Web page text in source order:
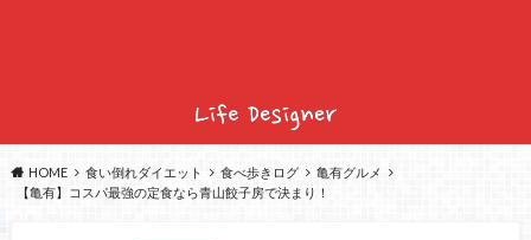
HOME 食い倒れダイエット 食べ歩きログ
亀有グルメ
【亀有】コスパ最強の定食なら青山餃子房で決まり！